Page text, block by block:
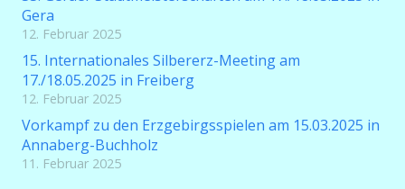
Gera
12. Februar 2025
15. Internationales Silbererz-Meeting am
17./18.05.2025 in Freiberg
12. Februar 2025
Vorkampf zu den Erzgebirgsspielen am 15.03.2025 in
Annaberg-Buchholz
11. Februar 2025